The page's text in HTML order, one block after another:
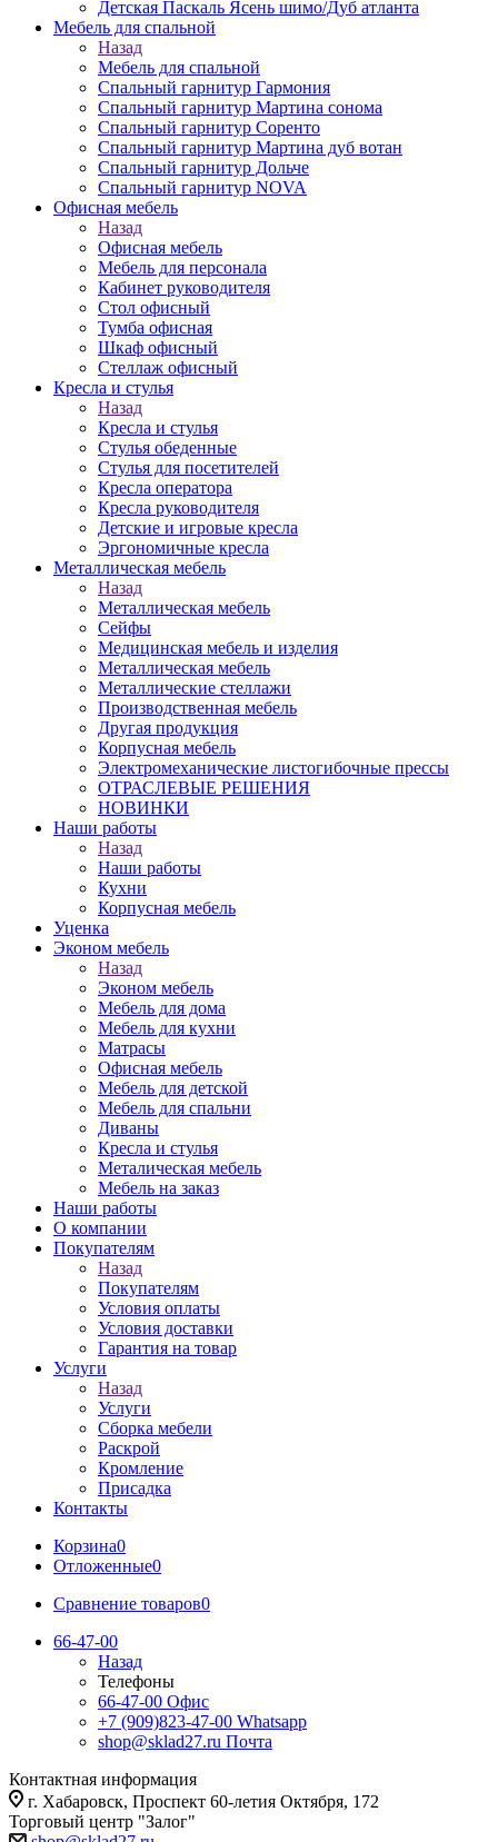
Детская Паскаль Ясень шимо/Дуб атланта
Мебель для спальной
Назад
Мебель для спальной
Спальный гарнитур Гармония
Спальный гарнитур Мартина сонома
Спальный гарнитур Соренто
Спальный гарнитур Мартина дуб вотан
Спальный гарнитур Дольче
Спальный гарнитур NOVA
Офисная мебель
Назад
Офисная мебель
Мебель для персонала
Кабинет руководителя
Стол офисный
Тумба офисная
Шкаф офисный
Стеллаж офисный
Кресла и стулья
Назад
Кресла и стулья
Стулья обеденные
Стулья для посетителей
Кресла оператора
Кресла руководителя
Детские и игровые кресла
Эргономичные кресла
Металлическая мебель
Назад
Металлическая мебель
Сейфы
Медицинская мебель и изделия
Металлическая мебель
Металлические стеллажи
Производственная мебель
Другая продукция
Корпусная мебель
Электромеханические листогибочные прессы
ОТРАСЛЕВЫЕ РЕШЕНИЯ
НОВИНКИ
Наши работы
Назад
Наши работы
Кухни
Корпусная мебель
Уценка
Эконом мебель
Назад
Эконом мебель
Мебель для дома
Мебель для кухни
Матрасы
Офисная мебель
Мебель для детской
Мебель для спальни
Диваны
Кресла и стулья
Металическая мебель
Мебель на заказ
Наши работы
О компании
Покупателям
Назад
Покупателям
Условия оплаты
Условия доставки
Гарантия на товар
Услуги
Назад
Услуги
Сборка мебели
Раскрой
Кромление
Присадка
Контакты
Корзина0
Отложенные0
Сравнение товаров0
66-47-00
Назад
Телефоны
66-47-00 Офис
+7 (909)823-47-00 Whatsapp
shop@sklad27.ru Почта
Контактная информация
г. Хабаровск, Проспект 60-летия Октября, 172
Торговый центр "Залог"